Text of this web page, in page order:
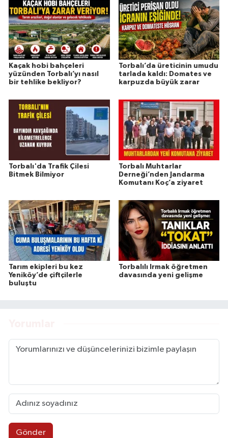
Kaçak hobi bahçeleri
yüzünden Torbalı’yı nasıl
bir tehlike bekliyor?
Torbalı’da üreticinin umudu
tarlada kaldı: Domates ve
karpuzda büyük zarar
Torbalı'da Trafik Çilesi
Bitmek Bilmiyor
Torbalı Muhtarlar
Derneği’nden Jandarma
Komutanı Koç’a ziyaret
Tarım ekipleri bu kez
Yeniköy’de çiftçilerle
buluştu
Torbalılı Irmak öğretmen
davasında yeni gelişme
Gönder